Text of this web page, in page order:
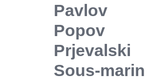
Pavlov
Popov
Prjevalski
Sous-marin